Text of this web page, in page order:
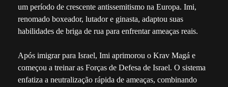
um período de crescente antissemitismo na Europa. Imi,
renomado boxeador, lutador e ginasta, adaptou suas
habilidades de briga de rua para enfrentar ameaças reais.
Após imigrar para Israel, Imi aprimorou o Krav Magá e
começou a treinar as Forças de Defesa de Israel. O sistema
enfatiza a neutralização rápida de ameaças, combinando